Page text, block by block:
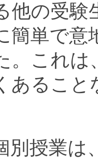
他の受
簡単で意
。これは
あること
別授業は